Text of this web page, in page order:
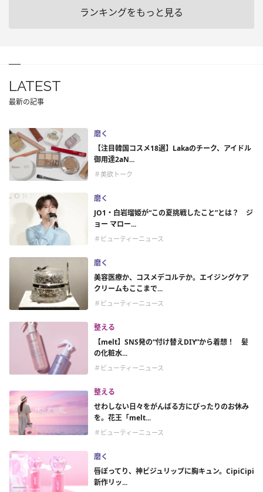
ランキングをもっと見る
LATEST
最新の記事
磨く
【注目韓国コスメ18選】Lakaのチーク、アイドル
御用達2aN...
＃美欲トーク
磨く
JO1・白岩瑠姫が“この夏挑戦したこと”とは？ ジ
ョー マロー...
＃ビューティーニュース
磨く
美容医療か、コスメデコルテか。エイジングケア
クリームもここまで...
＃ビューティーニュース
整える
【melt】SNS発の“付け替えDIY”から着想！ 髪
の化粧水...
＃ビューティーニュース
整える
せわしない日々をがんばる方にぴったりのお休み
を。花王「melt...
＃ビューティーニュース
磨く
唇ぽってり、神ビジュリップに胸キュン。CipiCipi
新作リッ...